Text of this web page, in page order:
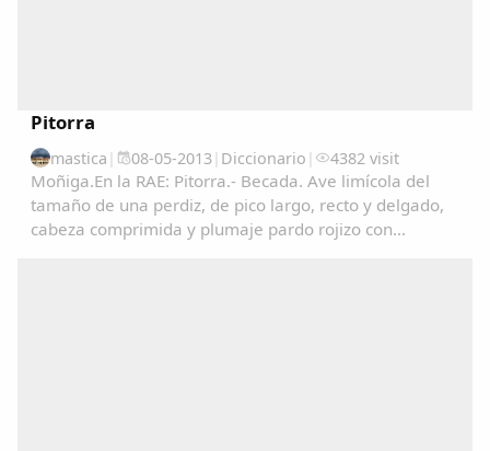
Pitorra
mastica | 08-05-2013| Diccionario | 4382 visit
Moñiga.En la RAE: Pitorra.- Becada. Ave limícola del
tamaño de una perdiz, de pico largo, recto y delgado,
cabeza comprimida y plumaje pardo rojizo con